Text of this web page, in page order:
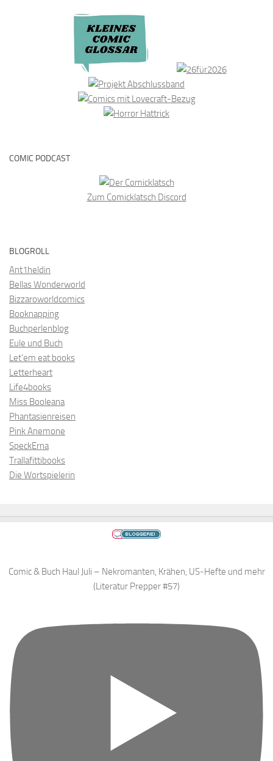
COMIC PODCAST
Zum Comicklatsch Discord
BLOGROLL
Ant1heldin
Bellas Wonderworld
Bizzaroworldcomics
Booknapping
Buchperlenblog
Eule und Buch
Let’em eat books
Letterheart
Life4books
Miss Booleana
Phantasienreisen
Pink Anemone
SpeckErna
Trallafittibooks
Die Wortspielerin
Comic & Buch Haul Juli – Nekromanten, Krähen, US-Hefte und mehr
(Literatur Prepper #57)